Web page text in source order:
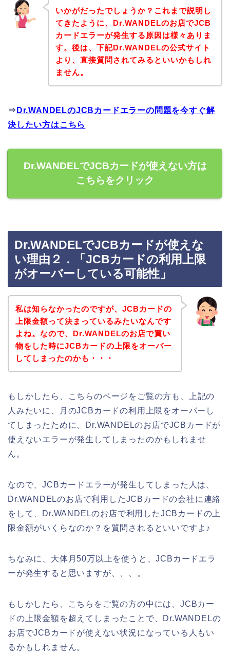
いかがだったでしょうか？これまで説明し
てきたように、Dr.WANDELのお店でJCB
カードエラーが発生する原因は様々ありま
す。後は、下記Dr.WANDELの公式サイト
より、直接質問されてみるといいかもしれ
ません。
⇒ Dr.WANDELのJCBカードエラーの問題を今すぐ解
決したい方はこちら
Dr.WANDELでJCBカードが使えない方は
こちらをクリック
Dr.WANDELでJCBカードが使えな
い理由２．「JCBカードの利用上限
がオーバーしている可能性」
私は知らなかったのですが、JCBカードの
上限金額って決まっているみたいなんです
よね。なので、Dr.WANDELのお店で買い
物をした時にJCBカードの上限をオーバー
してしまったのかも・・・
もしかしたら、こちらのページをご覧の方も、上記の
人みたいに、月のJCBカードの利用上限をオーバーし
てしまったために、Dr.WANDELのお店でJCBカードが
使えないエラーが発生してしまったのかもしれませ
ん。
なので、JCBカードエラーが発生してしまった人は、
Dr.WANDELのお店で利用したJCBカードの会社に連絡
をして、Dr.WANDELのお店で利用したJCBカードの上
限金額がいくらなのか？を質問されるといいですよ♪
ちなみに、大体月50万以上を使うと、JCBカードエラ
ーが発生すると思いますが、、、。
もしかしたら、こちらをご覧の方の中には、JCBカー
ドの上限金額を超えてしまったことで、Dr.WANDELの
お店でJCBカードが使えない状況になっている人もい
るかもしれません。